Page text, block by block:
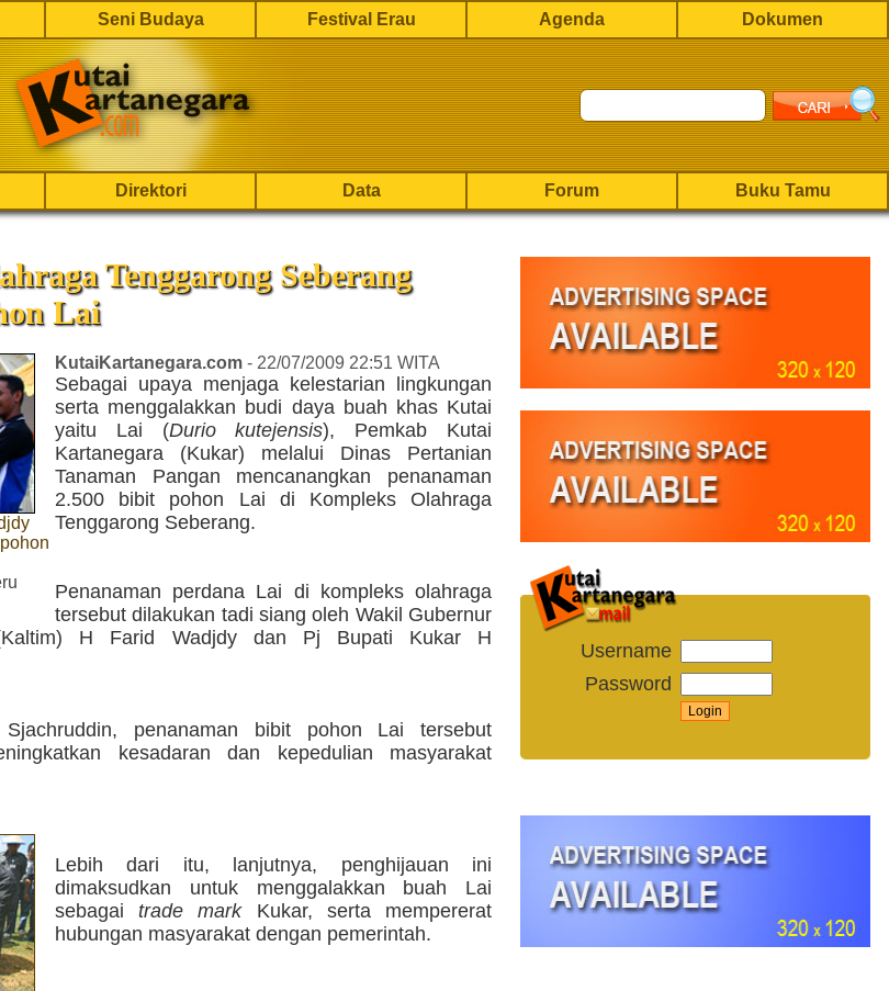
Seni Budaya Festival Erau Agenda Dokumen
Direktori Data Forum Buku Tamu
Tenggarong Seberang
Lai
KutaiKartanegara.com - 22/07/2009 22:51 WITA
Sebagai upaya menjaga kelestarian lingkungan
serta menggalakkan budi daya buah khas Kutai
yaitu Lai (Durio kutejensis), Pemkab Kutai
Kartanegara (Kukar) melalui Dinas Pertanian
Tanaman Pangan mencanangkan penanaman
2.500 bibit pohon Lai di Kompleks Olahraga
Tenggarong Seberang.
Penanaman perdana Lai di kompleks olahraga
tersebut dilakukan tadi siang oleh Wakil Gubernur
H Farid Wadjdy dan Pj Bupati Kukar H
penanaman bibit pohon Lai tersebut
kesadaran dan kepedulian masyarakat
Lebih dari itu, lanjutnya, penghijauan ini
dimaksudkan untuk menggalakkan buah Lai
sebagaitrade markKukar, serta mempererat
hubungan masyarakat dengan pemerintah.
Username
Password